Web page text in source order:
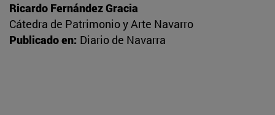
Ricardo Fernández Gracia
Cátedra de Patrimonio y Arte Navarro
Publicado en: Diario de Navarra